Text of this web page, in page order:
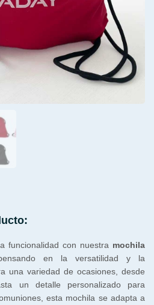
funcionalidad con nuestra mochila
en la versatilidad y la
una variedad de ocasiones, desde
un detalle personalizado para
esta mochila se adapta a